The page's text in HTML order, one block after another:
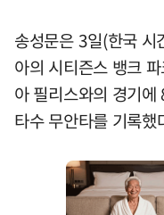
송성문은 3일(한국 시
아의 시티즌스 뱅크
아 필리스와의 경기
타수 무안타를 기록했